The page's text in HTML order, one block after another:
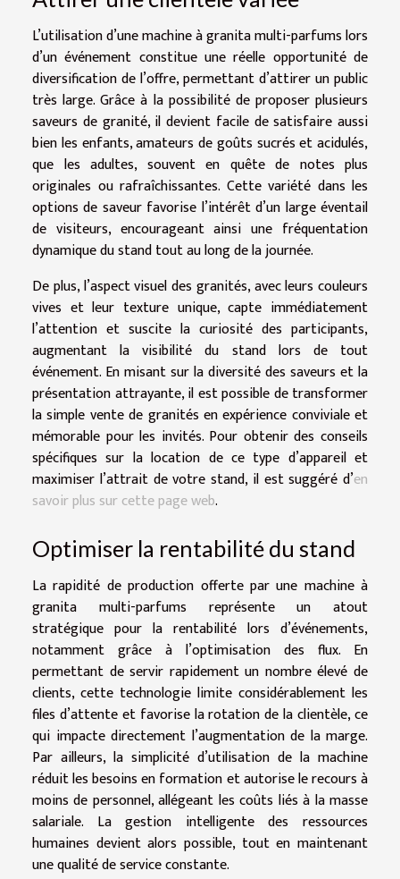
L’utilisation d’une machine à granita multi-parfums lors
d’un événement constitue une réelle opportunité de
diversification de l’offre, permettant d’attirer un public
très large. Grâce à la possibilité de proposer plusieurs
saveurs de granité, il devient facile de satisfaire aussi
bien les enfants, amateurs de goûts sucrés et acidulés,
que les adultes, souvent en quête de notes plus
originales ou rafraîchissantes. Cette variété dans les
options de saveur favorise l’intérêt d’un large éventail
de visiteurs, encourageant ainsi une fréquentation
dynamique du stand tout au long de la journée.
De plus, l’aspect visuel des granités, avec leurs couleurs
vives et leur texture unique, capte immédiatement
l’attention et suscite la curiosité des participants,
augmentant la visibilité du stand lors de tout
événement. En misant sur la diversité des saveurs et la
présentation attrayante, il est possible de transformer
la simple vente de granités en expérience conviviale et
mémorable pour les invités. Pour obtenir des conseils
spécifiques sur la location de ce type d’appareil et
maximiser l’attrait de votre stand, il est suggéré d’en
savoir plus sur cette page web.
Optimiser la rentabilité du stand
La rapidité de production offerte par une machine à
granita multi-parfums représente un atout
stratégique pour la rentabilité lors d’événements,
notamment grâce à l’optimisation des flux. En
permettant de servir rapidement un nombre élevé de
clients, cette technologie limite considérablement les
files d’attente et favorise la rotation de la clientèle, ce
qui impacte directement l’augmentation de la marge.
Par ailleurs, la simplicité d’utilisation de la machine
réduit les besoins en formation et autorise le recours à
moins de personnel, allégeant les coûts liés à la masse
salariale. La gestion intelligente des ressources
humaines devient alors possible, tout en maintenant
une qualité de service constante.